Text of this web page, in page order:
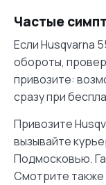
Частые
Если Husqvarna
обороты,
привозите:
сразу при
Привозите
вызывайте
Подмосковью.
Смотрите также